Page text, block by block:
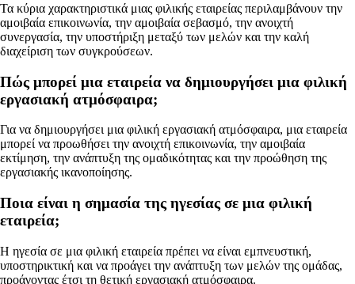
Τα κύρια χαρακτηριστικά μιας φιλικής εταιρείας περιλαμβάνουν την
αμοιβαία επικοινωνία, την αμοιβαία σεβασμό, την ανοιχτή
συνεργασία, την υποστήριξη μεταξύ των μελών και την καλή
διαχείριση των συγκρούσεων.
Πώς μπορεί μια εταιρεία να δημιουργήσει μια φιλική
εργασιακή ατμόσφαιρα;
Για να δημιουργήσει μια φιλική εργασιακή ατμόσφαιρα, μια εταιρεία
μπορεί να προωθήσει την ανοιχτή επικοινωνία, την αμοιβαία
εκτίμηση, την ανάπτυξη της ομαδικότητας και την προώθηση της
εργασιακής ικανοποίησης.
Ποια είναι η σημασία της ηγεσίας σε μια φιλική
εταιρεία;
Η ηγεσία σε μια φιλική εταιρεία πρέπει να είναι εμπνευστική,
υποστηρικτική και να προάγει την ανάπτυξη των μελών της ομάδας,
προάγοντας έτσι τη θετική εργασιακή ατμόσφαιρα.